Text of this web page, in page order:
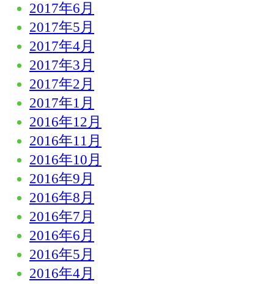
2017年6月
2017年5月
2017年4月
2017年3月
2017年2月
2017年1月
2016年12月
2016年11月
2016年10月
2016年9月
2016年8月
2016年7月
2016年6月
2016年5月
2016年4月